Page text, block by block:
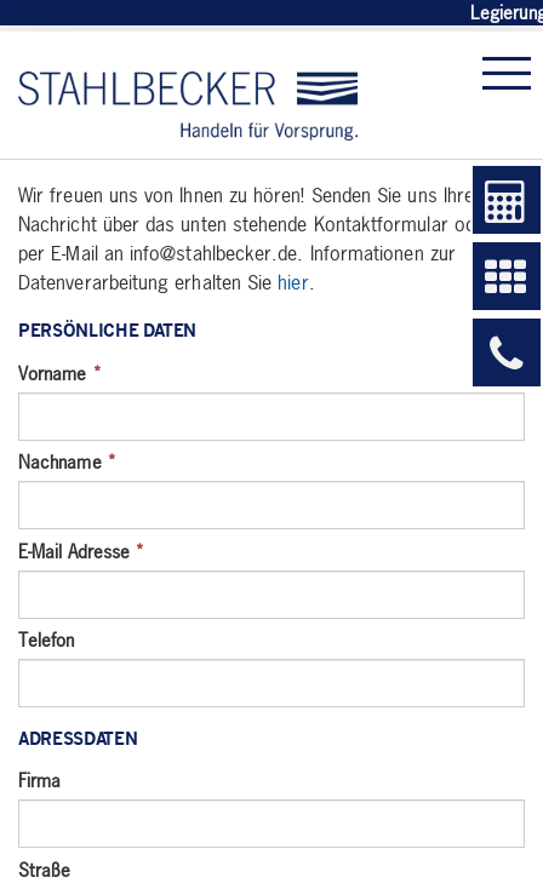
Wir freuen uns von Ihnen zu hören! Senden Sie uns Ihre
Nachricht über das unten stehende Kontaktformular oder
per E-Mail an info@stahlbecker.de. Informationen zur
Datenverarbeitung erhalten Sie hier.
PERSÖNLICHE DATEN
Vorname *
Nachname *
E-Mail Adresse *
Telefon
ADRESSDATEN
Firma
Straße